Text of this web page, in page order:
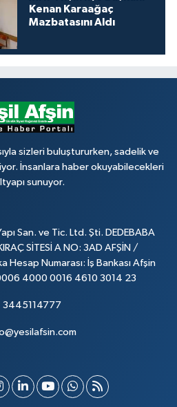
Kenan Karaağaç
Mazbatasını Aldı
sizleri buluştururken, sadelik ve
İnsanlara haber okuyabilecekleri
sunuyor.
San. ve Tic. Ltd. Şti. DEDEBABA
SİTESİ A NO: 3AD AFŞİN /
Hesap Numarası: İş Bankası Afşin
4000 0016 4610 3014 23
3445114777